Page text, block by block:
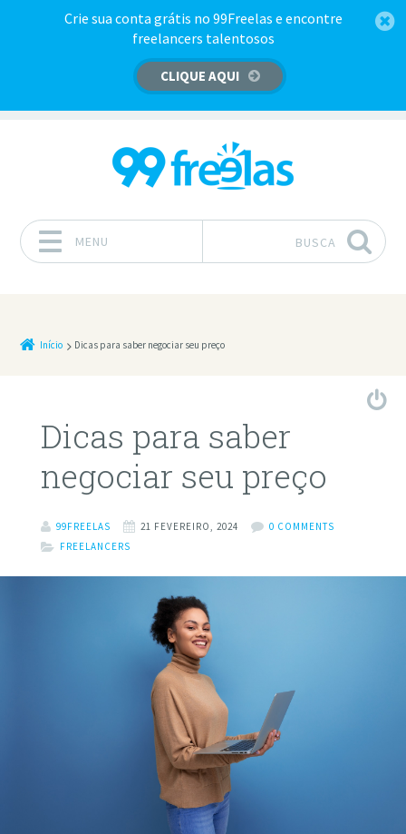
Crie sua conta grátis no 99Freelas e encontre
freelancers talentosos
CLIQUE AQUI
MENU BUSCA
Início Dicas para saber negociar seu preço
Dicas para saber
negociar seu preço
99FREELAS 21 FEVEREIRO, 2024
0 COMMENTS
FREELANCERS